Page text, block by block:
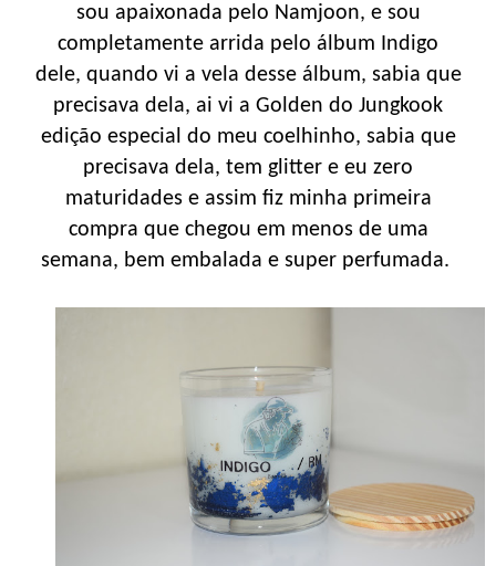
sou apaixonada pelo Namjoon, e sou
completamente arrida pelo álbum Indigo
dele, quando vi a vela desse álbum, sabia que
precisava dela, ai vi a Golden do Jungkook
edição especial do meu coelhinho, sabia que
precisava dela, tem glitter e eu zero
maturidades e assim fiz minha primeira
compra que chegou em menos de uma
semana, bem embalada e super perfumada.